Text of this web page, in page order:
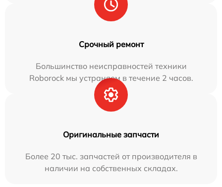
Срочный ремонт
Большинство неисправностей техники
Roborock мы устраняем в течение 2 часов.
Оригинальные запчасти
Более 20 тыс. запчастей от производителя в
наличии на собственных складах.